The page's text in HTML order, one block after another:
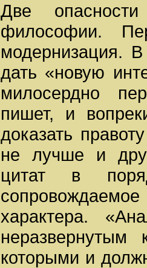
Две
философии.
модернизация.
дать «новую
милосердно
пишет, и
доказать
не лучше и
цитат в
характера.
которыми и